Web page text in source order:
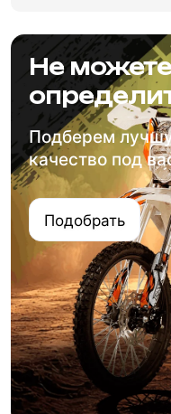
Не можете
Подберем
качество под
Подобрать